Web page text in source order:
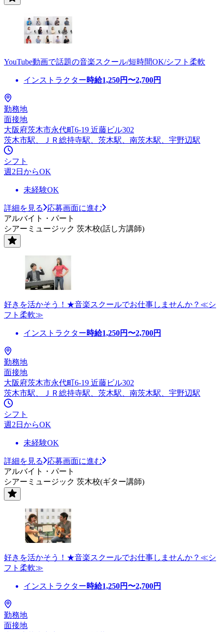
YouTube動画で話題の音楽スクール/短時間OK/シフト柔軟
インストラクター時給1,250円〜2,700円
勤務地
面接地
大阪府茨木市永代町6-19 近藤ビル302
茨木市駅、ＪＲ総持寺駅、茨木駅、南茨木駅、宇野辺駅
シフト
週2日からOK
未経験OK
詳細を見る
応募画面に進む
アルバイト・パート
シアーミュージック 茨木校(話し方講師)
好きを活かそう！★音楽スクールでお仕事しませんか？≪シ
フト柔軟≫
インストラクター時給1,250円〜2,700円
勤務地
面接地
大阪府茨木市永代町6-19 近藤ビル302
茨木市駅、ＪＲ総持寺駅、茨木駅、南茨木駅、宇野辺駅
シフト
週2日からOK
未経験OK
詳細を見る
応募画面に進む
アルバイト・パート
シアーミュージック 茨木校(ギター講師)
好きを活かそう！★音楽スクールでお仕事しませんか？≪シ
フト柔軟≫
インストラクター時給1,250円〜2,700円
勤務地
面接地